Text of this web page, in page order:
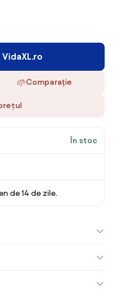
Comparaţie
În stoc
de 14 de zile.